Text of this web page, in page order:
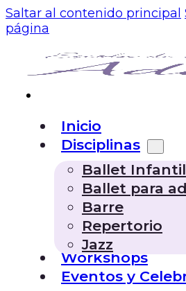
Saltar al contenido principal
página
Inicio
Disciplinas
Ballet Infantil
Ballet para
Barre
Repertorio
Jazz
Workshops
Eventos y